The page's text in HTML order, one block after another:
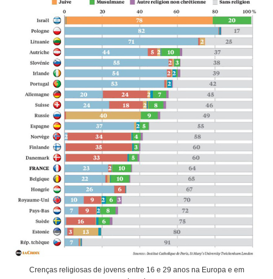
Crenças religiosas de jovens entre 16 e 29 anos na Europa e em